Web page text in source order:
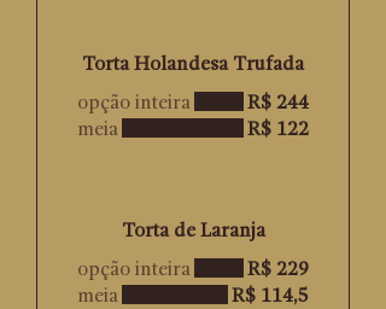
Torta Holandesa Trufada
opção inteira
R$ 244
meia
R$ 122
Torta de Laranja
opção inteira
R$ 229
meia
R$ 114,5